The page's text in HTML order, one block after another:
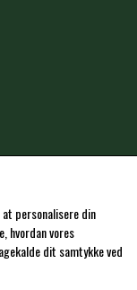
personalisere din
hvordan vores
dit samtykke ved